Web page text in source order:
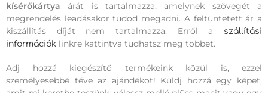
kísérőkártya árát is tartalmazza, amelynek szövegét a
megrendelés leadásakor tudod megadni. A feltüntetett ár a
kiszállítás díját nem tartalmazza. Erről a
szállítási
információk linkre kattintva tudhatsz meg többet.
Adj hozzá kiegészítő termékeink közül is, ezzel
személyesebbé téve az ajándékot! Küldj hozzá egy képet,